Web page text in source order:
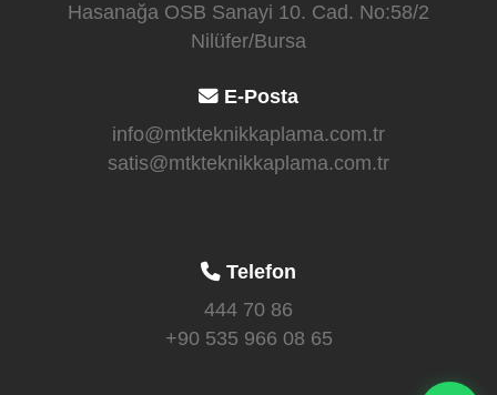
Hasanağa OSB Sanayi 10. Cad. No:58/2
Nilüfer/Bursa
E-Posta
info@mtkteknikkaplama.com.tr
satis@mtkteknikkaplama.com.tr
Telefon
444 70 86
+90 535 966 08 65